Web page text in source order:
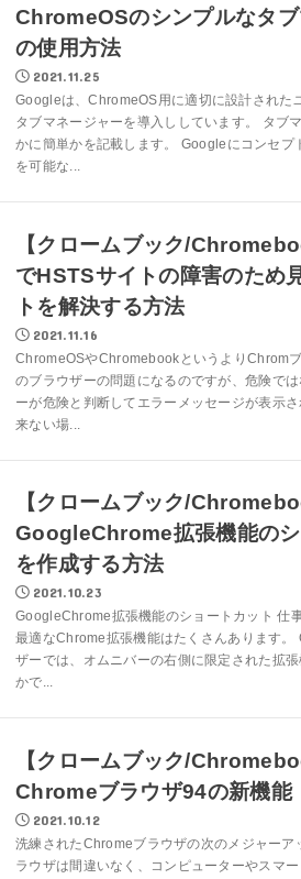
ChromeOSのシンプルなタ
の使用方法
2021.11.25
Googleは、ChromeOS用に適切に設計された
タブマネージャーを導入ししています。 タブ
かに簡単かを記載します。 Googleにコンセプ
を可能な...
【クロームブック/
でHSTSサイトの障害のため
トを解決する方法
2021.11.16
ChromeOSやChromebookというよりChrom
のブラウザーの問題になるのですが、危険で
ーが危険と判断してエラーメッセージが表示
来ない場...
【クロームブック/
GoogleChrome拡張機能のシ
を作成する方法
2021.10.23
GoogleChrome拡張機能のショートカット 仕
最適なChrome拡張機能はたくさんあります
ザーでは、オムニバーの右側に限定された拡
かで...
【クロームブック/
Chromeブラウザ94の新機能
2021.10.12
洗練されたChromeブラウザの次のメジャー
ラウザは間違いなく、コンピューターやスマ